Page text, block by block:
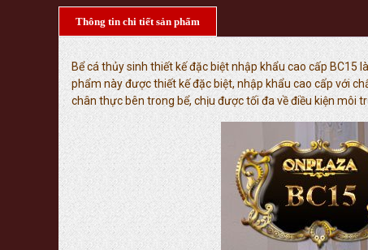
Thông tin chi tiết sản phẩm
Bể cá thủy sinh thiết kế đặc biệt nhập khẩu cao cấp BC15
phẩm này được thiết kế đặc biệt, nhập khẩu cao cấp với
chân thực bên trong bể, chịu được tối đa về điều kiện môi